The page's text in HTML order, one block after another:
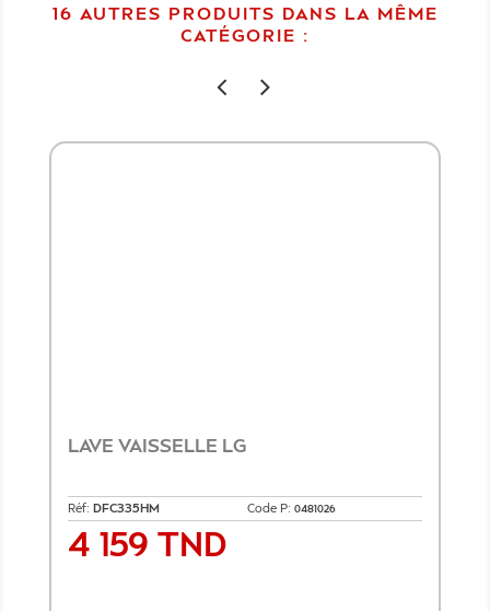
16 AUTRES PRODUITS DANS LA MÊME
CATÉGORIE :
LAVE VAISSELLE LG
Réf: DFC335HM Code P: 0481026
Prix
4 159 TND